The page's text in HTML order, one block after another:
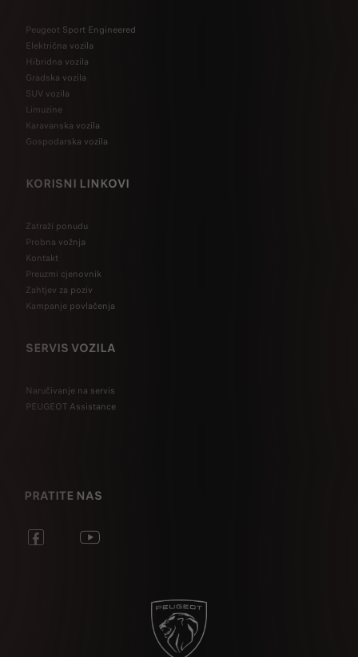
Peugeot Sport Engineered
Električna vozila
Hibridna vozila
Gradska vozila
SUV vozila
Limuzine
Karavanska vozila
Gospodarska vozila
KORISNI LINKOVI
Zatraži ponudu
Probna vožnja
Kontakt
Preuzmi cjenovnik
Zahtjev za poziv
Kampanje povlačenja
SERVIS VOZILA
Naručivanje na servis
PEUGEOT Assistance
PRATITE NAS